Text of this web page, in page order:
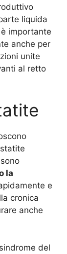
liquida
importante
anche per
unite
al retto
la
e
cronica
anche
del